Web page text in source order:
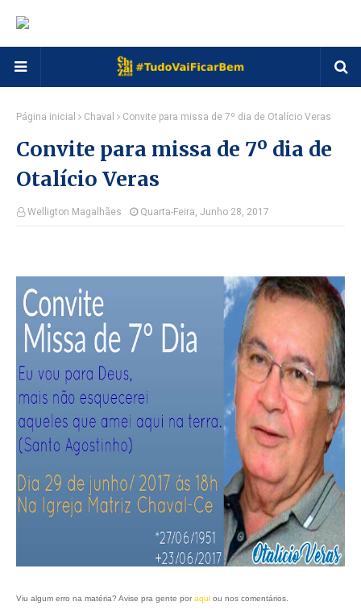
Página inicial Chaval Convite para missa de 7º dia de Otalício Veras
Convite para missa de 7º dia de
Otalício Veras
Welligton Magalhães Quarta-Feira, Junho 28, 2017
Viu algum erro na matéria? Avise pra gente por aqui ou nos comentários.